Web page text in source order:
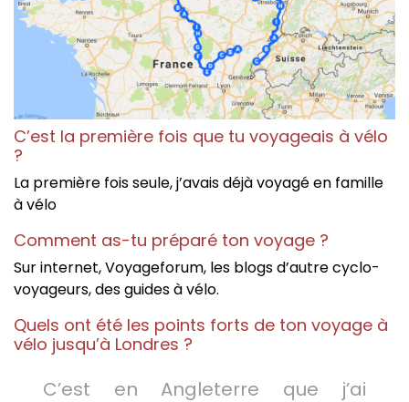
C’est la première fois que tu voyageais à vélo
?
La première fois seule, j’avais déjà voyagé en famille
à vélo
Comment as-tu préparé ton voyage ?
Sur internet, Voyageforum, les blogs d’autre cyclo-
voyageurs, des guides à vélo.
Quels ont été les points forts de ton voyage à
vélo jusqu’à Londres ?
C’est en Angleterre que j’ai